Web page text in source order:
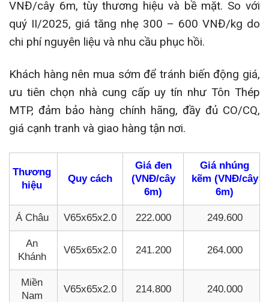
VNĐ/cây 6m, tùy thương hiệu và bề mặt. So với
quý II/2025, giá tăng nhẹ 300 – 600 VNĐ/kg do
chi phí nguyên liệu và nhu cầu phục hồi.
Khách hàng nên mua sớm để tránh biến động giá,
ưu tiên chọn nhà cung cấp uy tín như Tôn Thép
MTP, đảm bảo hàng chính hãng, đầy đủ CO/CQ,
giá cạnh tranh và giao hàng tận nơi.
Thương
hiệu
Quy cách
Giá đen
(VNĐ/cây
6m)
Giá nhúng
kẽm (VNĐ/cây
6m)
Á Châu V65x65x2.0 222.000 249.600
An
Khánh
V65x65x2.0 241.200 264.000
Miền
Nam
V65x65x2.0 214.800 240.000